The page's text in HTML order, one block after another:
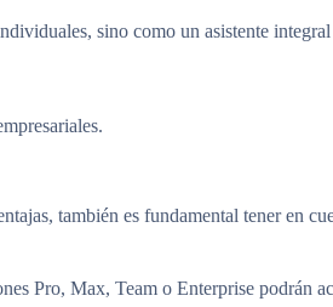
sino como un asistente
también es fundamental tener en
Pro, Max, Team o Enterprise podrán